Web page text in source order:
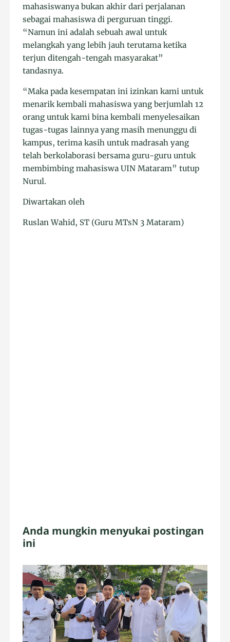
mahasiswanya bukan akhir dari perjalanan
sebagai mahasiswa di perguruan tinggi.
“Namun ini adalah sebuah awal untuk
melangkah yang lebih jauh terutama ketika
terjun ditengah-tengah masyarakat”
tandasnya.
“Maka pada kesempatan ini izinkan kami untuk
menarik kembali mahasiswa yang berjumlah 12
orang untuk kami bina kembali menyelesaikan
tugas-tugas lainnya yang masih menunggu di
kampus, terima kasih untuk madrasah yang
telah berkolaborasi bersama guru-guru untuk
membimbing mahasiswa UIN Mataram” tutup
Nurul.
Diwartakan oleh
Ruslan Wahid, ST (Guru MTsN 3 Mataram)
Anda mungkin menyukai postingan
ini